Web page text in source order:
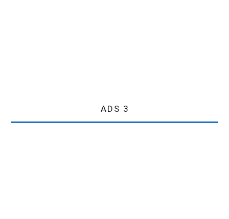
ADS 3